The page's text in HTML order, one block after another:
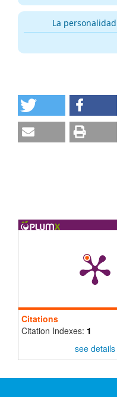
La
Citations
Citation Indexes: 1
see details